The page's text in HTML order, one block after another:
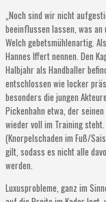
„Noch sind wir nicht
beeinflussen lassen, was
Welch gebetsmühlenartig.
Hannes Iffert nennen. Den
Halbjahr als Handballer
entschlossen wie locker
besonders die jungen
Pickenhahn etwa, der
wieder voll im Training
(Knorpelschaden im Fuß/
gilt, sodass es nicht alle
werden.
Luxusprobleme, ganz im